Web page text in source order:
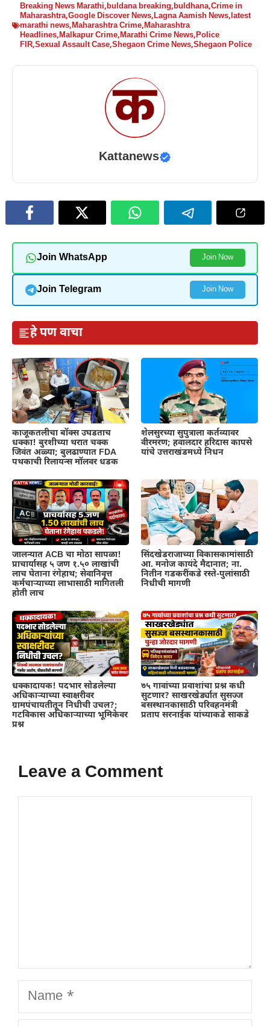
Breaking News Marathi,buldana breaking,buldhana,Crime in
Maharashtra,Google Discover News,Lagna Aamish News,latest
marathi news,Maharashtra Crime,Maharashtra
Headlines,Malkapur Crime,Marathi Crime News,Police
FIR,Sexual Assault Case,Shegaon Crime News,Shegaon Police
Kattanews
Join WhatsApp Join Now
Join Telegram Join Now
हे पण वाचा
काजूकतलीचा बॉक्स उघडताच
धक्का! बुरशीच्या थरात चक्क
जिवंत अळ्या; बुलढाण्यात FDA
पथकाची रिलायन्स मॉलवर धडक
शेलसुरच्या सुपुत्राला कर्तव्यावर
वीरमरण; हवालदार हरिदास कापसे
यांचे उत्तराखंडमध्ये निधन
जालन्यात ACB चा मोठा सापळा!
प्राचार्यासह ५ जण १.५० लाखांची
लाच घेताना रंगेहाथ; सेवानिवृत्त
कर्मचाऱ्याच्या लाभासाठी मागितली
होती लाच
सिंदखेडराजाच्या विकासकामांसाठी
आ. मनोज कायंदे मैदानात; ना.
नितीन गडकरींकडे रस्ते-पुलांसाठी
निधीची मागणी
धक्कादायक! पदभार सोडलेल्या
अधिकाऱ्याच्या स्वाक्षरीवर
ग्रामपंचायतीतून निधीची उचल?;
गटविकास अधिकाऱ्याच्या भूमिकेवर
प्रश्न
७५ गावांच्या प्रवाशांचा प्रश्न कधी
सुटणार? साखरखेर्ड्यात सुसज्ज
बसस्थानकासाठी परिवहनमंत्री
प्रताप सरनाईक यांच्याकडे साकडे
Leave a Comment
Name